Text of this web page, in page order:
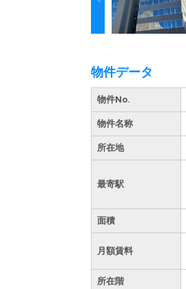
物件データ
物件No.
物件名称
所在地
最寄駅
面積
月額賃料
所在階